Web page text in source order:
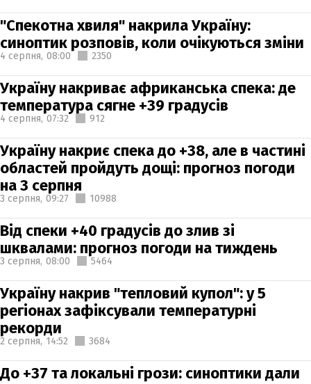
"Спекотна хвиля" накрила Україну:
синоптик розповів, коли очікуються зміни
4 серпня, 08:00 2350
Україну накриває африканська спека: де
температура сягне +39 градусів
4 серпня, 07:32 912
Україну накриє спека до +38, але в частині
областей пройдуть дощі: прогноз погоди
на 3 серпня
3 серпня, 09:27 10988
Від спеки +40 градусів до злив зі
шквалами: прогноз погоди на тиждень
3 серпня, 08:00 5464
Україну накрив "тепловий купол": у 5
регіонах зафіксували температурні
рекорди
2 серпня, 14:52 3684
До +37 та локальні грози: синоптики дали